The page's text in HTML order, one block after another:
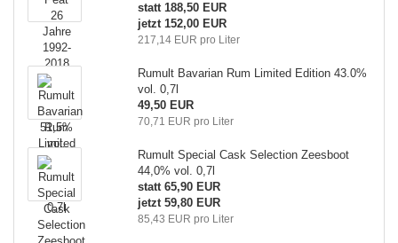
statt 188,50 EUR
jetzt 152,00 EUR
217,14 EUR pro Liter
Rumult Bavarian Rum Limited Edition 43.0%
vol. 0,7l
49,50 EUR
70,71 EUR pro Liter
Rumult Special Cask Selection Zeesboot
44,0% vol. 0,7l
statt 65,90 EUR
jetzt 59,80 EUR
85,43 EUR pro Liter